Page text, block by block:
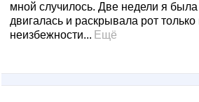
мной случилось. Две недели я была
двигалась и раскрывала рот только
неизбежности... Ещё